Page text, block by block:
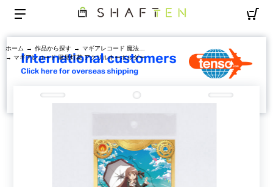
ホーム → 作品から探す →
マギアレコード 魔法少女まどか☆マギカ外伝
→ マギアレコード 里見灯花 アクリルキーホルダー